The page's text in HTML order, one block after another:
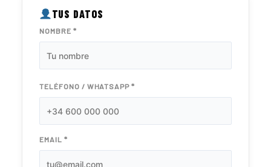
TUS DATOS
NOMBRE *
TELÉFONO / WHATSAPP *
EMAIL *